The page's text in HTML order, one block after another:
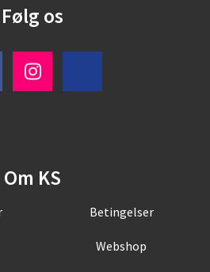
Følg os
Om KS
Betingelser
Webshop